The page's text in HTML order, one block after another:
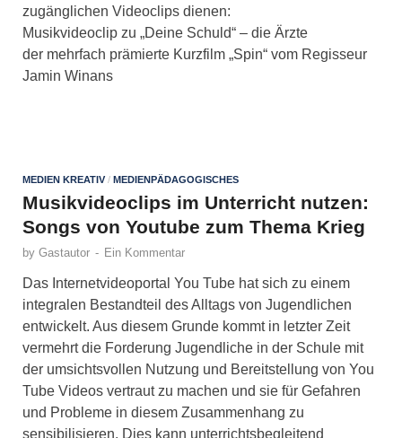
zugänglichen Videoclips dienen:
Musikvideoclip zu „Deine Schuld“ – die Ärzte
der mehrfach prämierte Kurzfilm „Spin“ vom Regisseur
Jamin Winans
MEDIEN KREATIV / MEDIENPÄDAGOGISCHES
Musikvideoclips im Unterricht nutzen:
Songs von Youtube zum Thema Krieg
by Gastautor - Ein Kommentar
Das Internetvideoportal You Tube hat sich zu einem
integralen Bestandteil des Alltags von Jugendlichen
entwickelt. Aus diesem Grunde kommt in letzter Zeit
vermehrt die Forderung Jugendliche in der Schule mit
der umsichtsvollen Nutzung und Bereitstellung von You
Tube Videos vertraut zu machen und sie für Gefahren
und Probleme in diesem Zusammenhang zu
sensibilisieren. Dies kann unterrichtsbegleitend